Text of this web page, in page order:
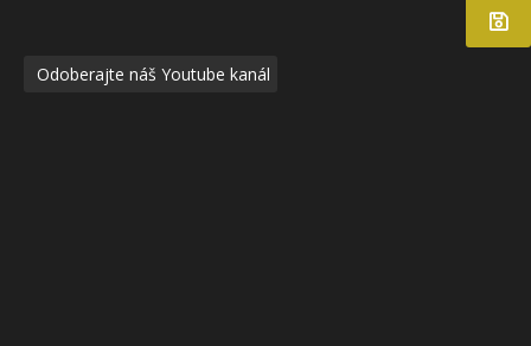
Odoberajte náš Youtube kanál